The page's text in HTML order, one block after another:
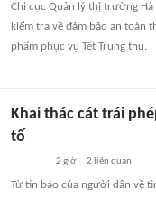
Chi cục Quản lý thị trường
kiểm tra về đảm bảo an toàn
phẩm phục vụ Tết Trung thu.
Khai thác cát trái
tố
2 giờ 2 liên quan
Từ tin báo của người dân về